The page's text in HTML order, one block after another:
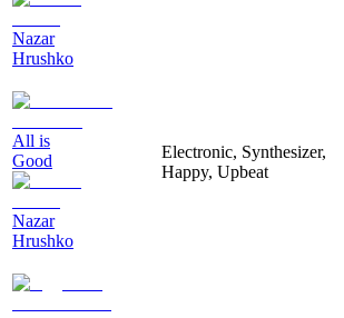
Nazar
Hrushko
All is
Good
Nazar
Hrushko
Electronic, Synthesizer,
Happy, Upbeat